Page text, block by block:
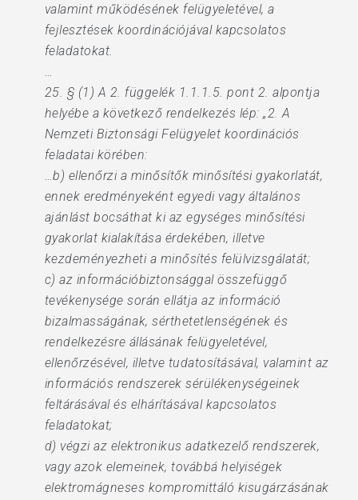
valamint működésének felügyeletével, a
fejlesztések koordinációjával kapcsolatos
feladatokat.
…
25. § (1) A 2. függelék 1.1.1.5. pont 2. alpontja
helyébe a következő rendelkezés lép: „2. A
Nemzeti Biztonsági Felügyelet koordinációs
feladatai körében:
…b) ellenőrzi a minősítők minősítési gyakorlatát,
ennek eredményeként egyedi vagy általános
ajánlást bocsáthat ki az egységes minősítési
gyakorlat kialakítása érdekében, illetve
kezdeményezheti a minősítés felülvizsgálatát;
c) az információbiztonsággal összefüggő
tevékenysége során ellátja az információ
bizalmasságának, sérthetetlenségének és
rendelkezésre állásának felügyeletével,
ellenőrzésével, illetve tudatosításával, valamint az
információs rendszerek sérülékenységeinek
feltárásával és elhárításával kapcsolatos
feladatokat;
d) végzi az elektronikus adatkezelő rendszerek,
vagy azok elemeinek, továbbá helyiségek
elektromágneses kompromittáló kisugárzásának